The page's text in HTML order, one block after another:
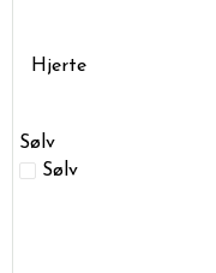
Hjerte
Sølv
Sølv